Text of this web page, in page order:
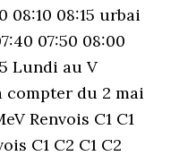
08:10 08:15 urbai
07:50 08:00
Lundi au V
compter du 2 mai
Renvois C1 C1
C1 C2 C1 C2